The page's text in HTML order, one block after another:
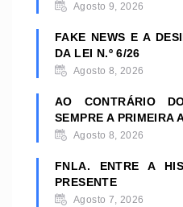
Agosto 9, 2026
FAKE NEWS E A
DA LEI N.º 6/26
Agosto 8, 2026
AO CONTRÁRIO
SEMPRE A PRIMEIRA
Agosto 8, 2026
FNLA. ENTRE A
PRESENTE
Agosto 7, 2026